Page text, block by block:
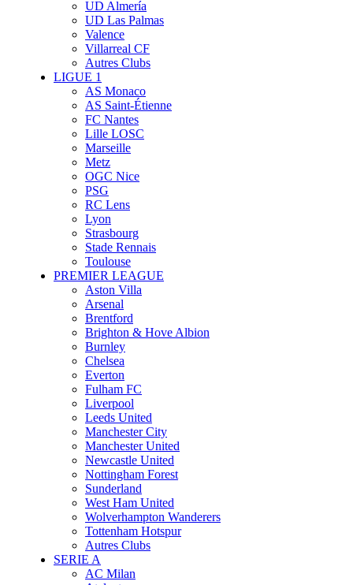
UD Almería
UD Las Palmas
Valence
Villarreal CF
Autres Clubs
LIGUE 1
AS Monaco
AS Saint-Étienne
FC Nantes
Lille LOSC
Marseille
Metz
OGC Nice
PSG
RC Lens
Lyon
Strasbourg
Stade Rennais
Toulouse
PREMIER LEAGUE
Aston Villa
Arsenal
Brentford
Brighton & Hove Albion
Burnley
Chelsea
Everton
Fulham FC
Liverpool
Leeds United
Manchester City
Manchester United
Newcastle United
Nottingham Forest
Sunderland
West Ham United
Wolverhampton Wanderers
Tottenham Hotspur
Autres Clubs
SERIE A
AC Milan